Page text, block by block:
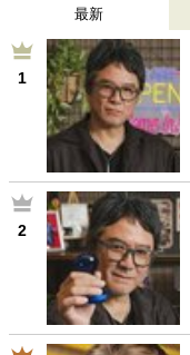
最新
1
2